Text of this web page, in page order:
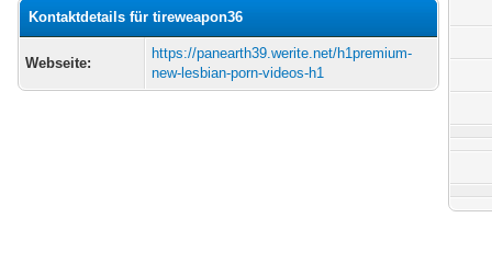
Kontaktdetails für tireweapon36
Webseite:
https://panearth39.werite.net/h1premium-
new-lesbian-porn-videos-h1